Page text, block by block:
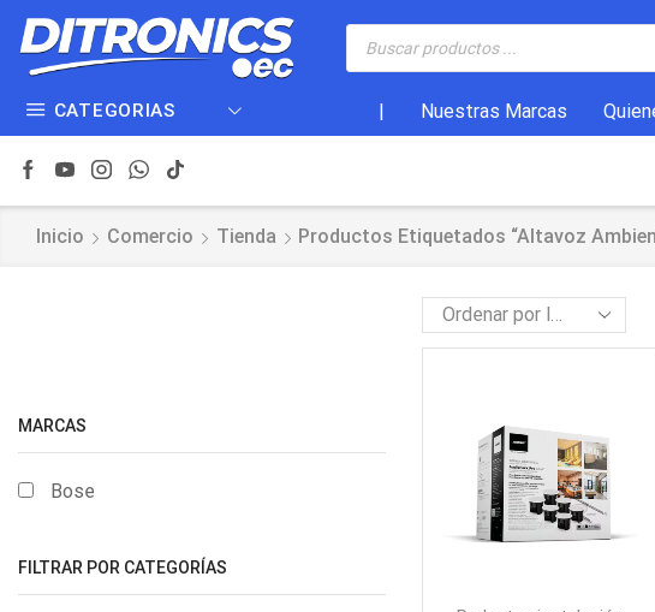
CATEGORIAS Nuestras Marcas
Inicio Comercio Tienda Productos Etiquetados “altavoz
MARCAS
Bose
FILTRAR POR CATEGORÍAS